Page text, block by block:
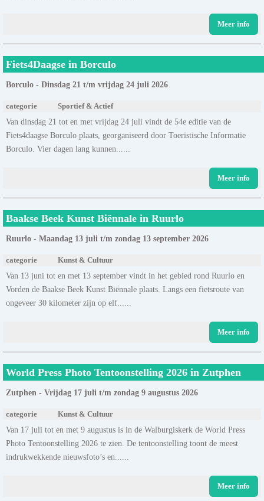
Meer info
Fiets4Daagse in Borculo
Borculo - Dinsdag 21 t/m vrijdag 24 juli 2026
categorie Sportief & Actief
Van dinsdag 21 tot en met vrijdag 24 juli vindt de 54e editie van de
Fiets4daagse Borculo plaats, georganiseerd door Toeristische Informatie
Borculo. Vier dagen lang kunnen......
Meer info
Baakse Beek Kunst Biënnale in Ruurlo
Ruurlo - Maandag 13 juli t/m zondag 13 september 2026
categorie Kunst & Cultuur
Van 13 juni tot en met 13 september vindt in het gebied rond Ruurlo en
Vorden de Baakse Beek Kunst Biënnale plaats. Langs een fietsroute van
ongeveer 30 kilometer zijn op elf......
Meer info
World Press Photo Tentoonstelling 2026 in Zutphen
Zutphen - Vrijdag 17 juli t/m zondag 9 augustus 2026
categorie Kunst & Cultuur
Van 17 juli tot en met 9 augustus is in de Walburgiskerk de World Press
Photo Tentoonstelling 2026 te zien. De tentoonstelling toont de meest
indrukwekkende nieuwsfoto’s en......
Meer info